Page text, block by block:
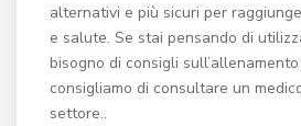
alternativi e più sicuri per
e salute. Se stai pensando di
bisogno di consigli
consigliamo di consultare un
settore..